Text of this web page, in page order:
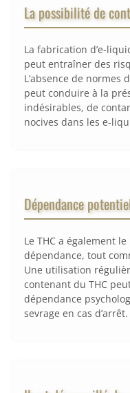
La possibilité de
La fabrication d’e-
peut entraîner des
L’absence de normes
peut conduire à la
indésirables, de
nocives dans les e-
Dépendance
Le THC a également
dépendance, tout
Une utilisation
contenant du THC
dépendance
sevrage en cas d’arrêt.